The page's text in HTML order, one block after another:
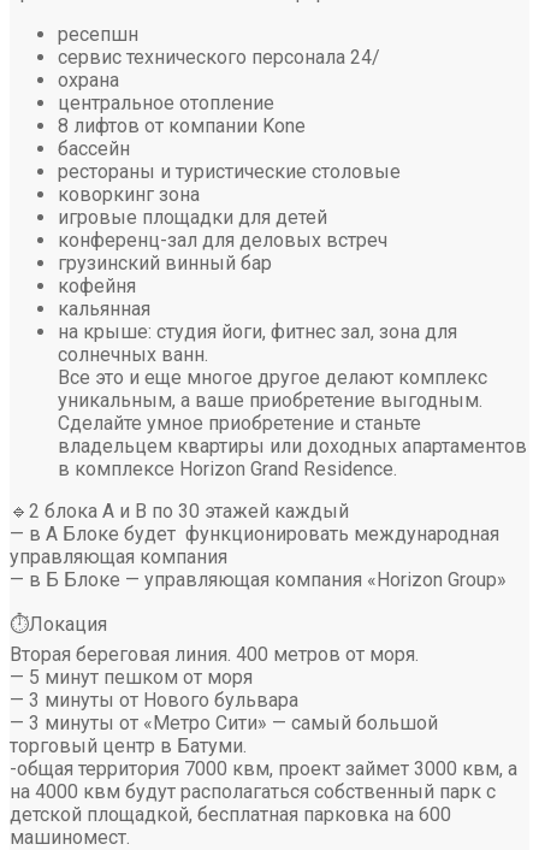
ресепшн
сервис технического персонала 24/
охрана
центральное отопление
8 лифтов от компании Kone
бассейн
рестораны и туристические столовые
коворкинг зона
игровые площадки для детей
конференц-зал для деловых встреч
грузинский винный бар
кофейня
кальянная
на крыше: студия йоги, фитнес зал, зона для
солнечных ванн.
Все это и еще многое другое делают комплекс
уникальным, а ваше приобретение выгодным.
Сделайте умное приобретение и станьте
владельцем квартиры или доходных апартаментов
в комплексе Horizon Grand Residence.
🔹2 блока А и В по 30 этажей каждый
— в А Блоке будет функционировать международная
управляющая компания
— в Б Блоке — управляющая компания «Horizon Group»
⏱️Локация
Вторая береговая линия. 400 метров от моря.
— 5 минут пешком от моря
— 3 минуты от Нового бульвара
— 3 минуты от «Метро Сити» — самый большой
торговый центр в Батуми.
-общая территория 7000 квм, проект займет 3000 квм, а
на 4000 квм будут располагаться собственный парк с
детской площадкой, бесплатная парковка на 600
машиномест.